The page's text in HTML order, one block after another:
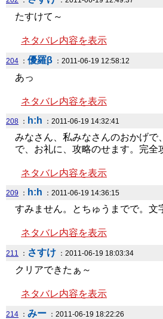
たすけて～
ネタバレ内容を表示
204 ： 優羅β ：2011-06-19 12:58:12
あっ
ネタバレ内容を表示
208 ： h:h ：2011-06-19 14:32:41
みなさん、私みなさんのおかげで
で、お礼に、攻略のせます。完全
ネタバレ内容を表示
209 ： h:h ：2011-06-19 14:36:15
すみません。とちゅうまでで。文
ネタバレ内容を表示
211 ： さすけ ：2011-06-19 18:03:34
クリアできたぁ～
ネタバレ内容を表示
214 ： みー ：2011-06-19 18:22:26